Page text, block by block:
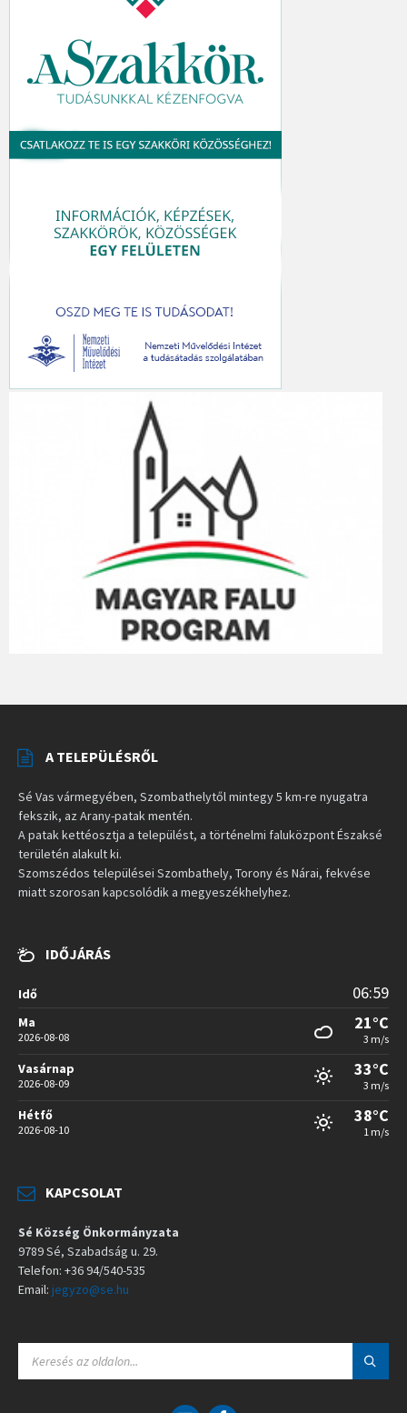
A TELEPÜLÉSRŐL
Sé Vas vármegyében, Szombathelytől mintegy 5 km-re nyugatra
fekszik, az Arany-patak mentén.
A patak kettéosztja a települést, a történelmi faluközpont Északsé
területén alakult ki.
Szomszédos települései Szombathely, Torony és Nárai, fekvése
miatt szorosan kapcsolódik a megyeszékhelyhez.
IDŐJÁRÁS
Idő 06:59
Ma
2026-08-08
21°C
3 m/s
Vasárnap
2026-08-09
33°C
3 m/s
Hétfő
2026-08-10
38°C
1 m/s
KAPCSOLAT
Sé Község Önkormányzata
9789 Sé, Szabadság u. 29.
Telefon: +36 94/540-535
Email: jegyzo@se.hu
A